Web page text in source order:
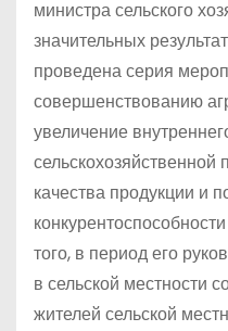
министра сельского
значительных
проведена серия
совершенствованию
увеличение
качества продукции и
того, в период его
в сельской местности
жителей сельской